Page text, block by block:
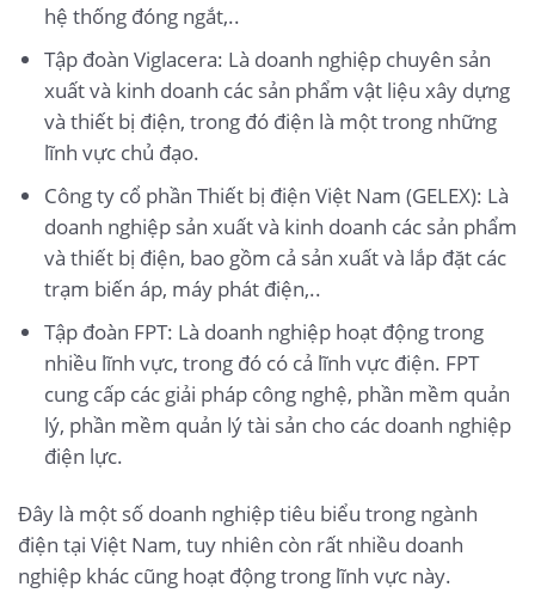
hệ thống đóng ngắt,..
Tập đoàn Viglacera: Là doanh nghiệp chuyên sản
xuất và kinh doanh các sản phẩm vật liệu xây dựng
và thiết bị điện, trong đó điện là một trong những
lĩnh vực chủ đạo.
Công ty cổ phần Thiết bị điện Việt Nam (GELEX): Là
doanh nghiệp sản xuất và kinh doanh các sản phẩm
và thiết bị điện, bao gồm cả sản xuất và lắp đặt các
trạm biến áp, máy phát điện,..
Tập đoàn FPT: Là doanh nghiệp hoạt động trong
nhiều lĩnh vực, trong đó có cả lĩnh vực điện. FPT
cung cấp các giải pháp công nghệ, phần mềm quản
lý, phần mềm quản lý tài sản cho các doanh nghiệp
điện lực.
Đây là một số doanh nghiệp tiêu biểu trong ngành
điện tại Việt Nam, tuy nhiên còn rất nhiều doanh
nghiệp khác cũng hoạt động trong lĩnh vực này.